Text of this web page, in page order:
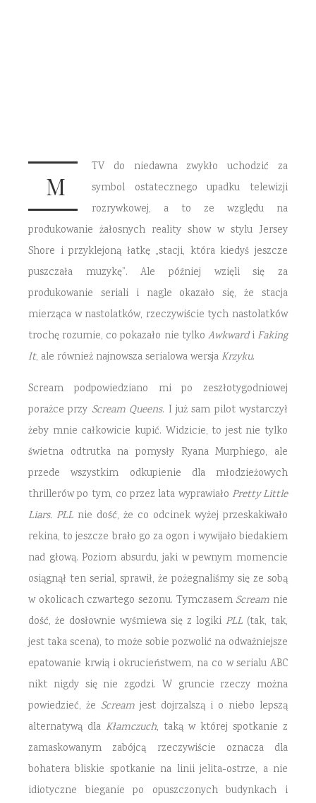
M
TV do niedawna zwykło uchodzić za
symbol ostatecznego upadku telewizji
rozrywkowej, a to ze względu na
produkowanie żałosnych reality show w stylu Jersey
Shore i przyklejoną łatkę „stacji, która kiedyś jeszcze
puszczała muzykę”. Ale później wzięli się za
produkowanie seriali i nagle okazało się, że stacja
mierząca w nastolatków, rzeczywiście tych nastolatków
trochę rozumie, co pokazało nie tylko Awkwardi Faking
It, ale również najnowsza serialowa wersja Krzyku.
Scream podpowiedziano mi po zeszłotygodniowej
porażce przy Scream Queens. I już sam pilot wystarczył
żeby mnie całkowicie kupić. Widzicie, to jest nie tylko
świetna odtrutka na pomysły Ryana Murphiego, ale
przede wszystkim odkupienie dla młodzieżowych
thrillerów po tym, co przez lata wyprawiało Pretty Little
Liars. PLL nie dość, że co odcinek wyżej przeskakiwało
rekina, to jeszcze brało go za ogon i wywijało biedakiem
nad głową. Poziom absurdu, jaki w pewnym momencie
osiągnął ten serial, sprawił, że pożegnaliśmy się ze sobą
w okolicach czwartego sezonu. Tymczasem Scream nie
dość, że dosłownie wyśmiewa się z logiki PLL (tak, tak,
jest taka scena), to może sobie pozwolić na odważniejsze
epatowanie krwią i okrucieństwem, na co w serialu ABC
nikt nigdy się nie zgodzi. W gruncie rzeczy można
powiedzieć, że Screamjest dojrzalszą i o niebo lepszą
alternatywą dla Kłamczuch, taką w której spotkanie z
zamaskowanym zabójcą rzeczywiście oznacza dla
bohatera bliskie spotkanie na linii jelita-ostrze, a nie
idiotyczne bieganie po opuszczonych budynkach i